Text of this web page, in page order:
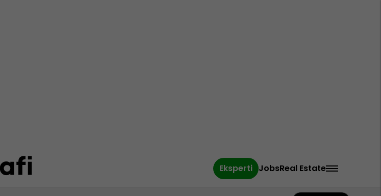
Eksperti JobsReal Estate